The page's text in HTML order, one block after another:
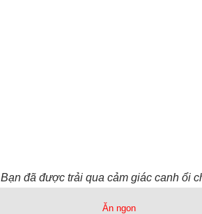
Bạn đã được trải qua cảm giác canh ổi
Ăn ngon